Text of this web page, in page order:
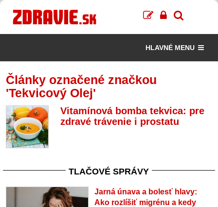
HLAVNÉ MENU
Články označené značkou
'Tekvicový Olej'
Vitamínová bomba tekvica: pre
zdravé trávenie i prostatu
TLAČOVÉ SPRÁVY
Jarná únava a bolesť hlavy:
Ako rozlíšiť migrénu a kedy